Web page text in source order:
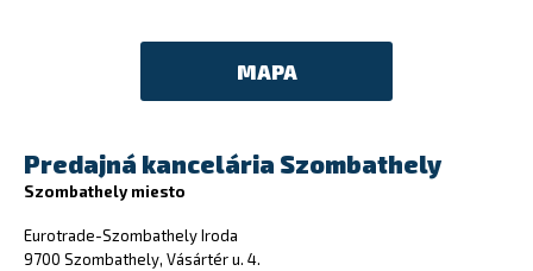
MAPA
Predajná kancelária Szombathely
Szombathely miesto
Eurotrade-Szombathely Iroda
9700 Szombathely, Vásártér u. 4.